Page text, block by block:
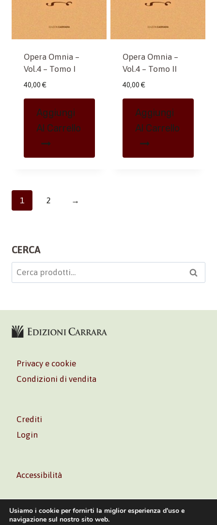
Opera Omnia –
Vol.4 – Tomo I
40,00 €
Aggiungi
Al Carrello
Opera Omnia –
Vol.4 – Tomo II
40,00 €
Aggiungi
Al Carrello
1 2 →
CERCA
Cerca: Cerca
Privacy e cookie
Condizioni di vendita
Crediti
Login
Accessibilità
Usiamo i cookie per fornirti la miglior esperienza d'uso e
navigazione sul nostro sito web.